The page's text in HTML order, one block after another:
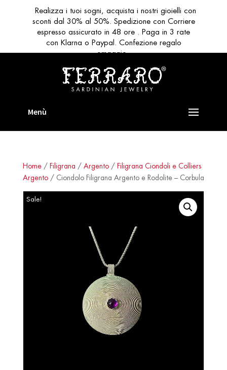
Home/ Filigrana / Argento/ Filigrana Ciondoli e Colliers
Argento/ Ciondolo Filigrana Argento e Rodolite – Corbula
Sale!
Realizza i tuoi sogni, acquista i nostri gioielli con
sconti dal 30% al 50%. Spedizione con Corriere
espresso assicurato in 48 ore . Paga in 3 rate
con Klarna o Paypal. Confezione regalo
omaggio